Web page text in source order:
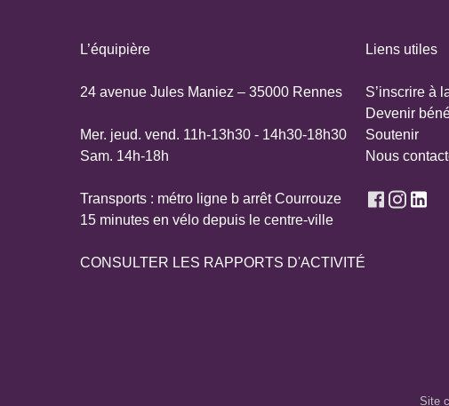
L’équipière
24 avenue Jules Maniez – 35000 Rennes
Mer. jeud. vend. 11h-13h30 - 14h30-18h30
Sam. 14h-18h
Transports : métro ligne b arrêt Courrouze
15 minutes en vélo depuis le centre-ville
CONSULTER LES RAPPORTS D'ACTIVITÉ
Liens utiles
S’inscrire à
Devenir
Soutenir
Nous
Site